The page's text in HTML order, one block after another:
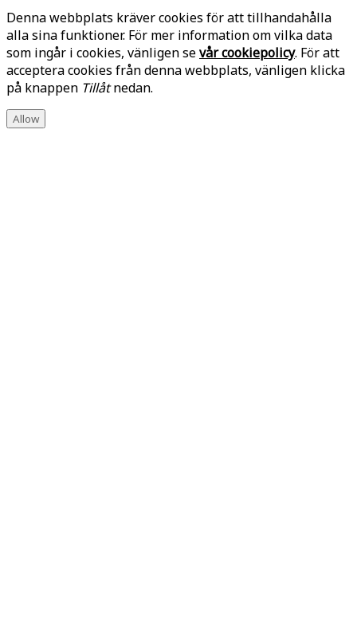
Denna webbplats kräver cookies för att tillhandahålla
alla sina funktioner. För mer information om vilka data
som ingår i cookies, vänligen sevår cookiepolicy. För att
acceptera cookies från denna webbplats, vänligen klicka
på knappen Tillåtnedan.
Allow